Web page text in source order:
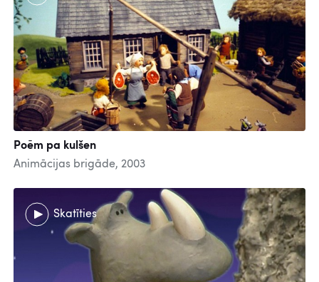
Poēm pa kulšen
Animācijas brigāde, 2003
Skatīties